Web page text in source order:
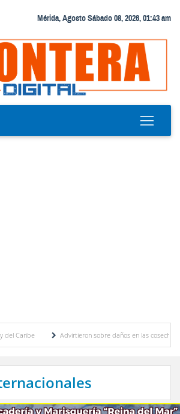
Mérida, Agosto Sábado 08, 2026, 01:43 am
Advirtieron sobre daños en las cosechas de los